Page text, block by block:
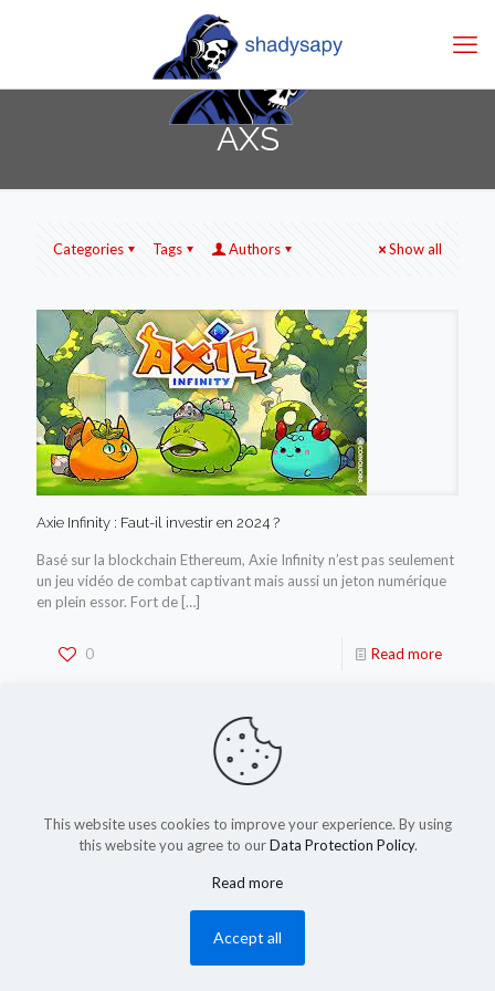
AXS
Categories Tags Authors Show all
Axie Infinity : Faut-il investir en 2024 ?
Basé sur la blockchain Ethereum, Axie Infinity n’est pas seulement
un jeu vidéo de combat captivant mais aussi un jeton numérique
en plein essor. Fort de […]
0 Read more
This website uses cookies to improve your experience. By using
this website you agree to ourData Protection Policy.
Read more
Accept all